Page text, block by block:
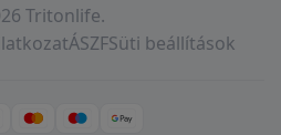
Tritonlife.
ÁSZFSüti beállítások